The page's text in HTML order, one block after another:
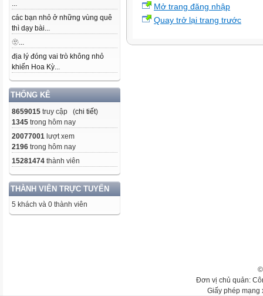
...
các bạn nhỏ ở những vùng quê
thì dạy bài...
🫥...
địa lý đóng vai trò không nhỏ
khiến Hoa Kỳ...
THỐNG KÊ
8659015 truy cập (chi tiết)
1345 trong hôm nay
20077001 lượt xem
2196 trong hôm nay
15281474 thành viên
THÀNH VIÊN TRỰC TUYẾN
5 khách và 0 thành viên
Mở trang đăng nhập
Quay trở lại trang trước
Đơn vị chủ quản:
Giấy phép mạng